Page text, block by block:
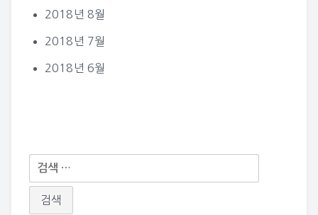
2018년 8월
2018년 7월
2018년 6월
다
음